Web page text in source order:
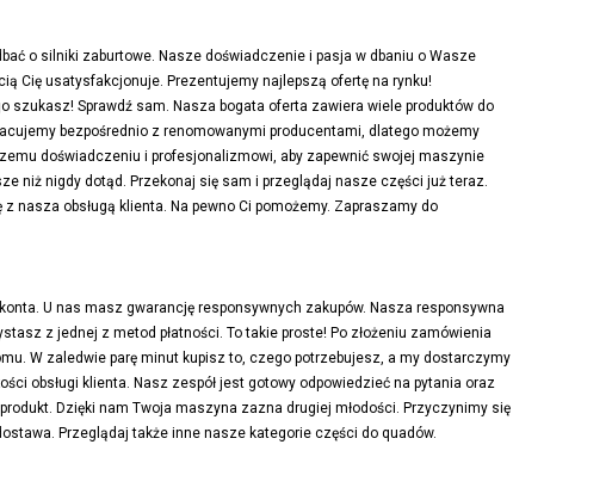
o silniki zaburtowe. Nasze doświadczenie i pasja w dbaniu o Wasze
Cię usatysfakcjonuje. Prezentujemy najlepszą ofertę na rynku!
Sprawdź sam. Nasza bogata oferta zawiera wiele produktów do
bezpośrednio z renomowanymi producentami, dlatego możemy
doświadczeniu i profesjonalizmowi, aby zapewnić swojej maszynie
niż nigdy dotąd. Przekonaj się sam i przeglądaj nasze części już teraz.
obsługą klienta. Na pewno Ci pomożemy. Zapraszamy do
U nas masz gwarancję responsywnych zakupów. Nasza responsywna
z jednej z metod płatności. To takie proste! Po złożeniu zamówienia
W zaledwie parę minut kupisz to, czego potrzebujesz, a my dostarczymy
obsługi klienta. Nasz zespół jest gotowy odpowiedzieć na pytania oraz
Dzięki nam Twoja maszyna zazna drugiej młodości. Przyczynimy się
Przeglądaj także inne nasze kategorie części do quadów.